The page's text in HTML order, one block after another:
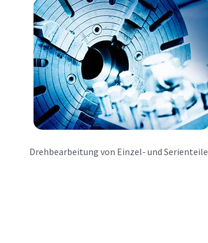
Drehbearbeitung von Einzel- und